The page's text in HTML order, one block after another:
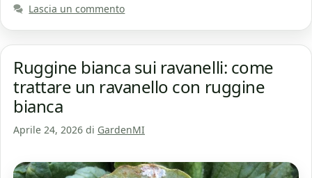
Lascia un commento
Ruggine bianca sui ravanelli: come
trattare un ravanello con ruggine
bianca
Aprile 24, 2026 di GardenMI